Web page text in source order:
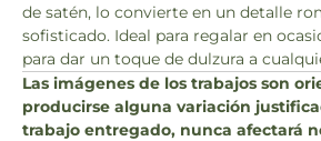
de satén, lo convierte en un detalle
sofisticado. Ideal para regalar en
para dar un toque de dulzura a
Las imágenes de los trabajos son
producirse alguna variación
trabajo entregado, nunca afectará